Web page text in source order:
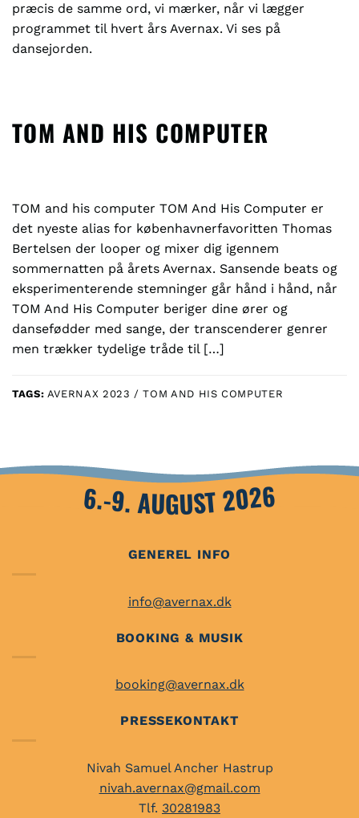
præcis de samme ord, vi mærker, når vi lægger
programmet til hvert års Avernax. Vi ses på
dansejorden.
TOM AND HIS COMPUTER
TOM and his computer TOM And His Computer er
det nyeste alias for københavnerfavoritten Thomas
Bertelsen der looper og mixer dig igennem
sommernatten på årets Avernax. Sansende beats og
eksperimenterende stemninger går hånd i hånd, når
TOM And His Computer beriger dine ører og
dansefødder med sange, der transcenderer genrer
men trækker tydelige tråde til […]
TAGS: AVERNAX 2023 / TOM AND HIS COMPUTER
6.-9. AUGUST 2026
GENEREL INFO
info@avernax.dk
BOOKING & MUSIK
booking@avernax.dk
PRESSEKONTAKT
Nivah Samuel Ancher Hastrup
nivah.avernax@gmail.com
Tlf. 30281983